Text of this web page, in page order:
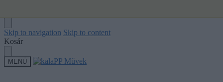
Skip to navigation Skip to content
Kosár
MENÜ